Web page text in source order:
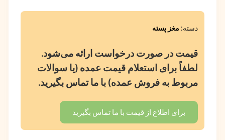
دسته: مغز پسته
قیمت در صورت درخواست ارائه می‌شود.
لطفاً برای استعلام قیمت عمده (یا سوالات
مربوط به فروش عمده) با ما تماس بگیرید.
برای اطلاع از قیمت با ما تماس بگیرید